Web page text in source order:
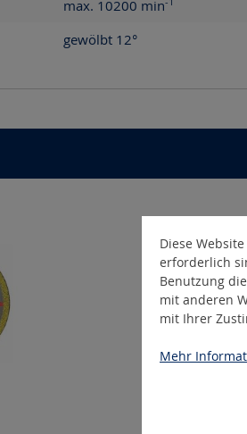
max. 10200 min
gewölbt 12°
Diese
erforderlich
Benutzung
mit anderen
mit Ihrer
Mehr